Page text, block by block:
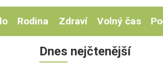
Rodina Zdraví Volný čas
Dnes nejčtenější